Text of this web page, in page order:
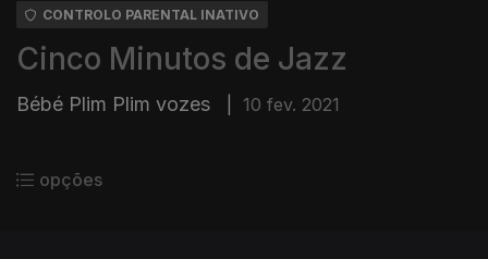
CONTROLO PARENTAL INATIVO
Cinco Minutos de Jazz
Bébé Plim Plim vozes 10 fev. 2021
opções